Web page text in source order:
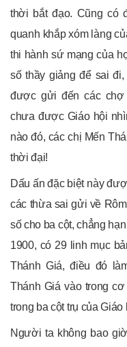
thời bắt đạo. Cũng có
quanh khắp xóm làng
thi hành sứ mạng của
số thầy giảng để sai
được gửi đến các chợ
chưa được Giáo hội
nào đó, các chị Mến
thời đại!
Dấu ấn đặc biệt này
các thừa sai gửi về
số cho ba cột, chẳng
1900, có 29 linh mục
Thánh Giá, điều đó
Thánh Giá vào trong
trong ba cột trụ của
Người ta không bao